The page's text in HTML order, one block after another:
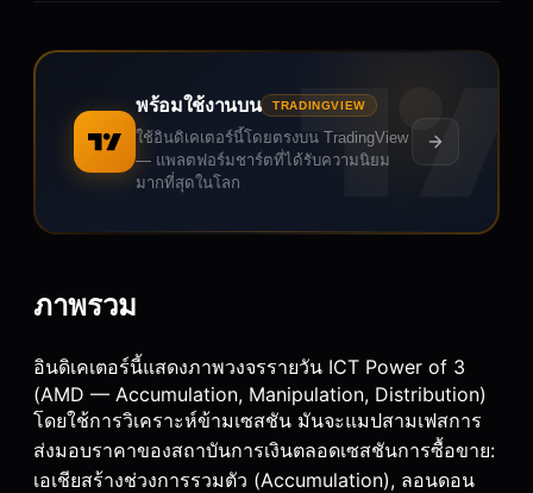
พร้อมใช้งานบน TRADINGVIEW
ใช้อินดิเคเตอร์นี้โดยตรงบน TradingView
— แพลตฟอร์มชาร์ตที่ได้รับความนิยม
มากที่สุดในโลก
ภาพรวม
อินดิเคเตอร์นี้แสดงภาพวงจรรายวัน ICT Power of 3
(AMD — Accumulation, Manipulation, Distribution)
โดยใช้การวิเคราะห์ข้ามเซสชัน มันจะแมปสามเฟสการ
ส่งมอบราคาของสถาบันการเงินตลอดเซสชันการซื้อขาย:
เอเชียสร้างช่วงการรวมตัว (Accumulation), ลอนดอน